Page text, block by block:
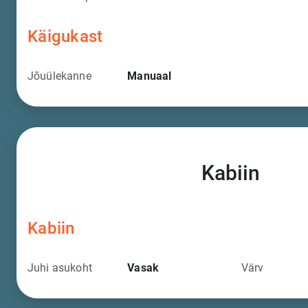
Käigukast
Jõuülekanne Manuaal
Kabiin
Kabiin
Juhi asukoht Vasak Värv